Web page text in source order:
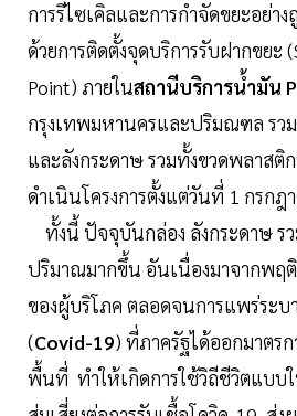
การรีไซเคิลและการกำจัดขยะอย่า
ด้วยการติดตั้งจุดบริการรับฝากขยะ
Point) ภายในสถานีบริการน้ำมัน
กรุงเทพมหานครและปริมณฑล รว
และลังกระดาษ รวมทั้งขวดพลาสติ
ดำเนินโครงการตั้งแต่วันที่ 1 กรก
ทั้งนี้ ปัจจุบันกล่อง ลังกระดาษ ร
ปริมาณมากขึ้น อันเนื่องมาจากพฤติ
ของผู้บริโภค ตลอดจนการแพร่ระบ
(Covid-19) ที่ภาครัฐได้ออกมาตรก
พื้นที่ ทำให้เกิดการใช้วิถีชีวิตแบบใ